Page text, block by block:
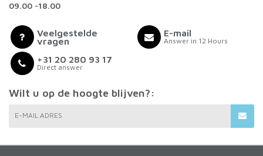
09.00 -18.00
Veelgestelde
vragen
+31 20 280 93 17
Direct answer
E-mail
Answer in 12 Hours
Wilt u op de hoogte blijven?:
E-MAIL ADRES